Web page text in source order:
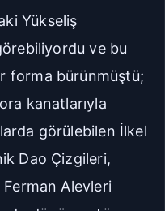
Yükseliş
ve bu
forma bürünmüştü;
kanatlarıyla
görülebilen İlkel
Dao Çizgileri,
Alevleri